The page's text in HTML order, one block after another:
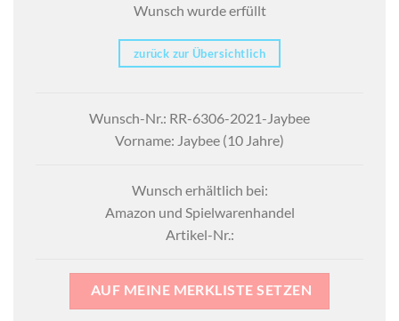
Wunsch wurde erfüllt
zurück zur Übersichtlich
Wunsch-Nr.: RR-6306-2021-Jaybee
Vorname: Jaybee (10 Jahre)
Wunsch erhältlich bei:
Amazon und Spielwarenhandel
Artikel-Nr.:
AUF MEINE MERKLISTE SETZEN